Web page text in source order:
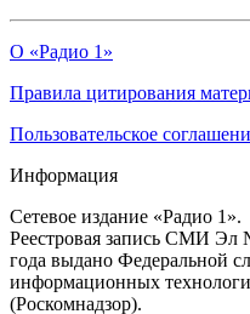
О «Радио 1»
Правила цитирования
Пользовательское
Информация
Сетевое издание «Радио 1».
Реестровая запись СМИ Эл
года выдано Федеральной
информационных
(Роскомнадзор).